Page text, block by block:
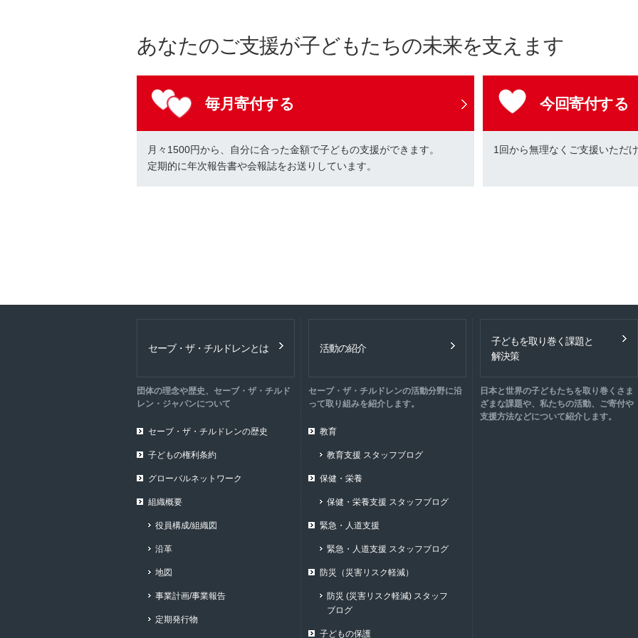
あなたのご支援が子どもたちの未来を支えます
毎月寄付する
月々1500円から、自分に合った金額で子どもの支援ができます。
定期的に年次報告書や会報誌をお送りしています。
今回寄付する
1回から無理なくご支援いただ
セーブ・ザ・チルドレンとは
団体の理念や歴史、セーブ・ザ・チルド
レン・ジャパンについて
セーブ・ザ・チルドレンの歴史
子どもの権利条約
グローバルネットワーク
組織概要
役員構成/組織図
沿革
地図
事業計画/事業報告
定期発行物
活動の紹介
セーブ・ザ・チルドレンの活動分野に沿
って取り組みを紹介します。
教育
教育支援 スタッフブログ
保健・栄養
保健・栄養支援 スタッフブログ
緊急・人道支援
緊急・人道支援 スタッフブログ
防災（災害リスク軽減）
防災 (災害リスク軽減) スタッフ
ブログ
子どもの保護
子どもを取り巻く課題と
解決策
日本と世界の子どもたちを取り巻くさま
ざまな課題や、私たちの活動、ご寄付や
支援方法などについて紹介します。